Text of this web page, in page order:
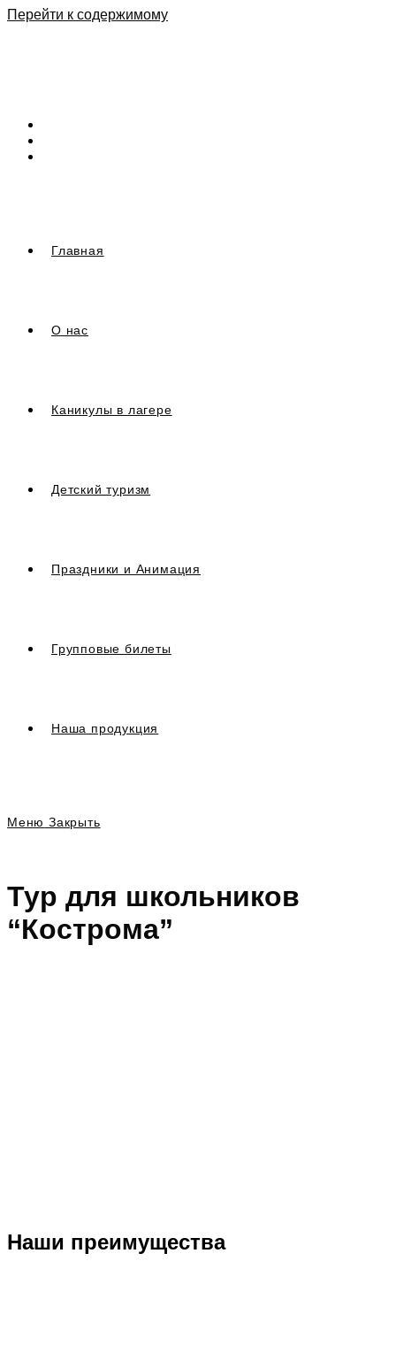
Перейти к содержимому
Главная
О нас
Каникулы в лагере
Детский туризм
Праздники и Анимация
Групповые билеты
Наша продукция
Меню Закрыть
Тур для школьников
“Кострома”
Наши преимущества